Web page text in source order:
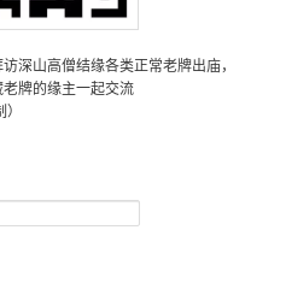
深山高僧结缘各类正常老牌出庙，
牌的缘主一起交流